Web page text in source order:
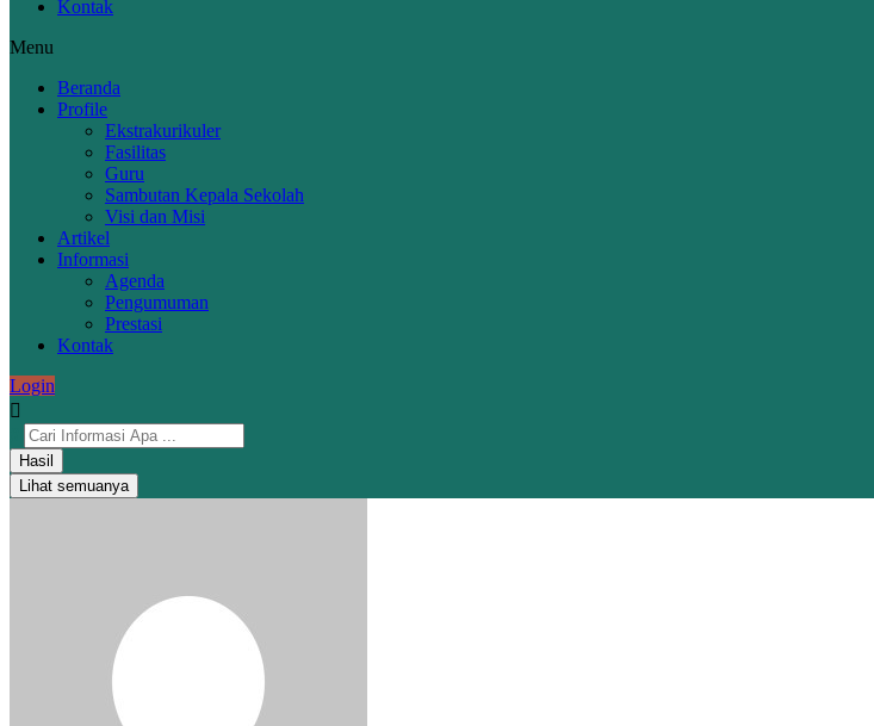
Kontak
Menu
Beranda
Profile
Ekstrakurikuler
Fasilitas
Guru
Sambutan Kepala Sekolah
Visi dan Misi
Artikel
Informasi
Agenda
Pengumuman
Prestasi
Kontak
Login
Hasil
Lihat semuanya